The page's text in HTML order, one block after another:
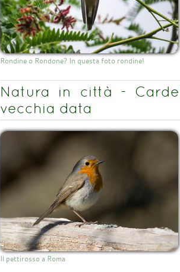
Rondine o Rondone? In questa foto rondine!
Natura in città -
vecchia data
Il pettirosso a Roma